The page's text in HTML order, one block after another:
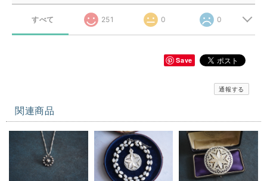
すべて 251 0 0
Save
通報する
関連商品